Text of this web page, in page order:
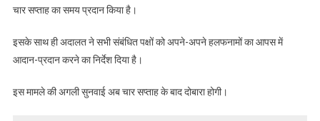
चार सप्ताह का समय प्रदान किया है।
इसके साथ ही अदालत ने सभी संबंधित पक्षों को अपने-अपने हलफनामों का आपस में
आदान-प्रदान करने का निर्देश दिया है।
इस मामले की अगली सुनवाई अब चार सप्ताह के बाद दोबारा होगी।